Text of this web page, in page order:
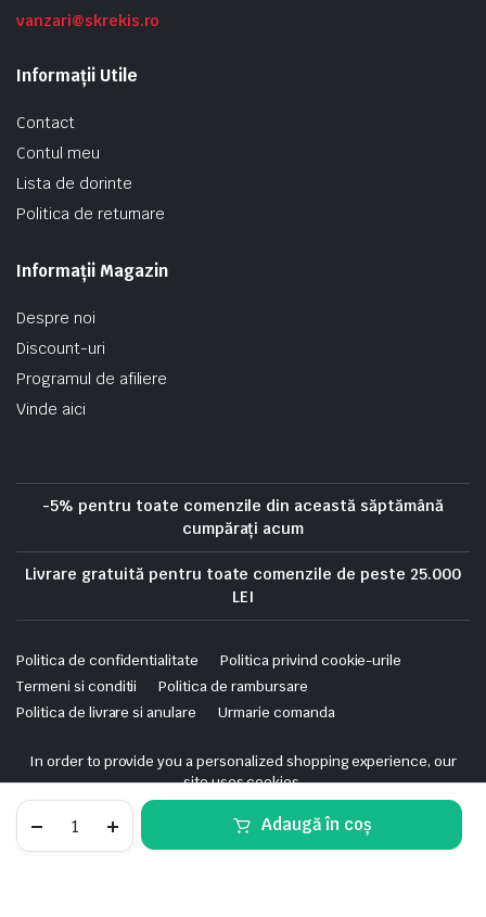
electric
Adaugă în coș
vanzari@skrekis.ro
Informații Utile
Contact
Contul meu
Lista de dorinte
Politica de returnare
Informații Magazin
Despre noi
Discount-uri
Programul de afiliere
Vinde aici
-5% pentru toate comenzile din această săptămână
cumpărați acum
Livrare gratuită pentru toate comenzile de peste 25.000
LEI
Politica de confidentialitate
Politica privind cookie-urile
Termeni si conditii
Politica de rambursare
Politica de livrare si anulare
Urmarie comanda
Copyright 2025 © Skrekis. All right reserved. Powered by iTistul.ro.
In order to provide you a personalized shopping experience, our
site uses cookies.
cookie policy.
Accept Cookies
STORE SEARCH WISHLIST ACCOUNT CATEGORIES